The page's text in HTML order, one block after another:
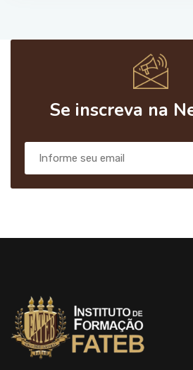
Se inscreva na